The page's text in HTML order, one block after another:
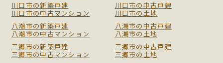
川口市の新築戸建
川口市の中古戸建
川口市の中古マンション
川口市の土地
八潮市の新築戸建
八潮市の中古戸建
八潮市の中古マンション
八潮市の土地
三郷市の新築戸建
三郷市の中古戸建
三郷市の中古マンション
三郷市の土地